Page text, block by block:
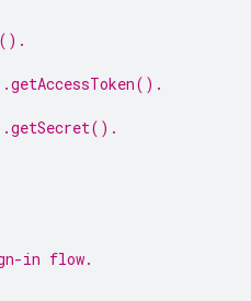
in flow.